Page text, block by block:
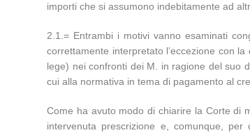
importi che si assumono indebitamente ad
2.1.= Entrambi i motivi vanno esaminati
correttamente interpretato l’eccezione con
lege) nei confronti dei M. in ragione del suo
cui alla normativa in tema di pagamento al
Come ha avuto modo di chiarire la Corte di
intervenuta prescrizione e, comunque,